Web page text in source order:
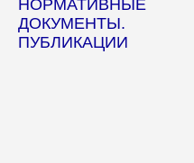
НОРМАТИВНЫЕ
ДОКУМЕНТЫ.
ПУБЛИКАЦИИ